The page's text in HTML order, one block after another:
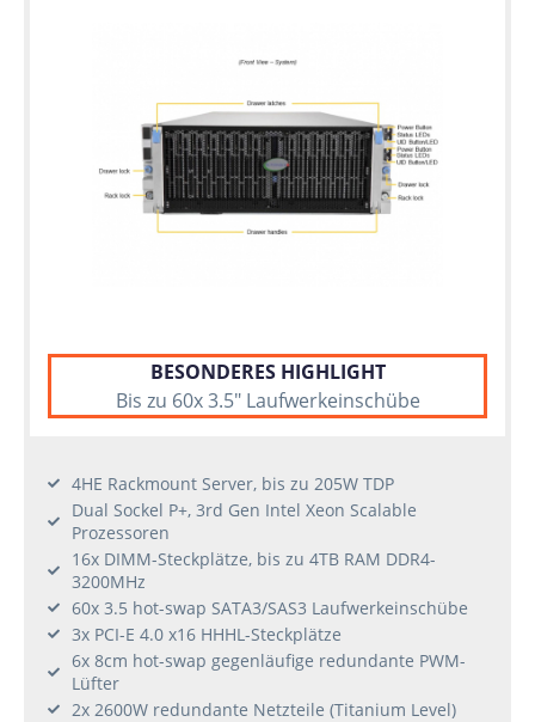
BESONDERES HIGHLIGHT
Bis zu 60x 3.5" Laufwerkeinschübe
4HE Rackmount Server, bis zu 205W TDP
Dual Sockel P+, 3rd Gen Intel Xeon Scalable
Prozessoren
16x DIMM-Steckplätze, bis zu 4TB RAM DDR4-
3200MHz
60x 3.5 hot-swap SATA3/SAS3 Laufwerkeinschübe
3x PCI-E 4.0 x16 HHHL-Steckplätze
6x 8cm hot-swap gegenläufige redundante PWM-
Lüfter
2x 2600W redundante Netzteile (Titanium Level)